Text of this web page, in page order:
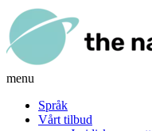
menu
Språk
Vårt tilbud